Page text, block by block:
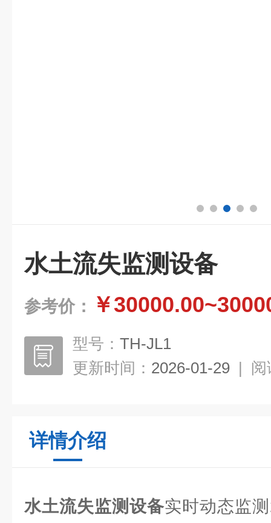
水土流失监测设备
参考价： ￥
型号： TH-JL1
更新时间： 2026-01-29 | 阅
详情介绍
水土流失监测设备实时动态监